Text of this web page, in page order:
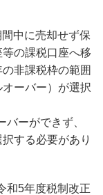
中に売却せず保
の課税口座へ移
非課税枠の範囲
ーバー）が選択
ーができず、
する必要があり
和5年度税制改正